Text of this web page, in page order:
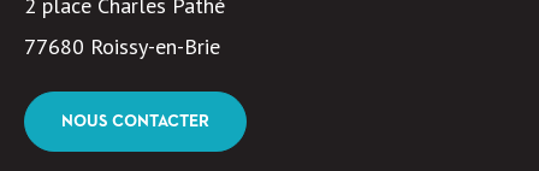
77680 Roissy-en-Brie
NOUS CONTACTER